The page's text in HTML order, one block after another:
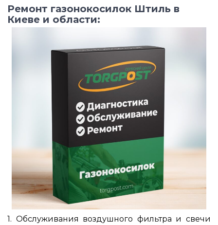
Ремонт газонокосилок Штиль в
Киеве и области:
1. Обслуживания воздушного фильтра и свечи